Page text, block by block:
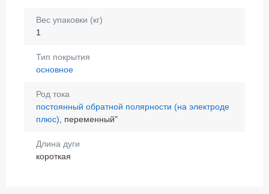
Вес упаковки (кг)
1
Тип покрытия
основное
Род тока
постоянный обратной полярности (на электроде
плюс) , переменный"
Длина дуги
короткая